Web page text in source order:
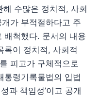
수많은 정치적, 사회
가 부적절하다고 주
배척했다. 문서의 내용
록이 정치적, 사회적
피고가 구체적으로
통령기록물법의 입법
과 책임성’이고 공개